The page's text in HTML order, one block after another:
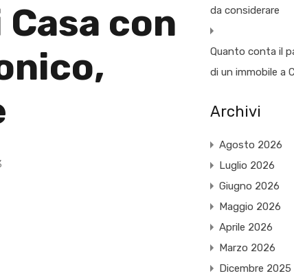
con
da considerare
Quanto conta il
di un immobile a
Archivi
Agosto 2026
Luglio 2026
Giugno 2026
Maggio 2026
Aprile 2026
Marzo 2026
Dicembre 2025